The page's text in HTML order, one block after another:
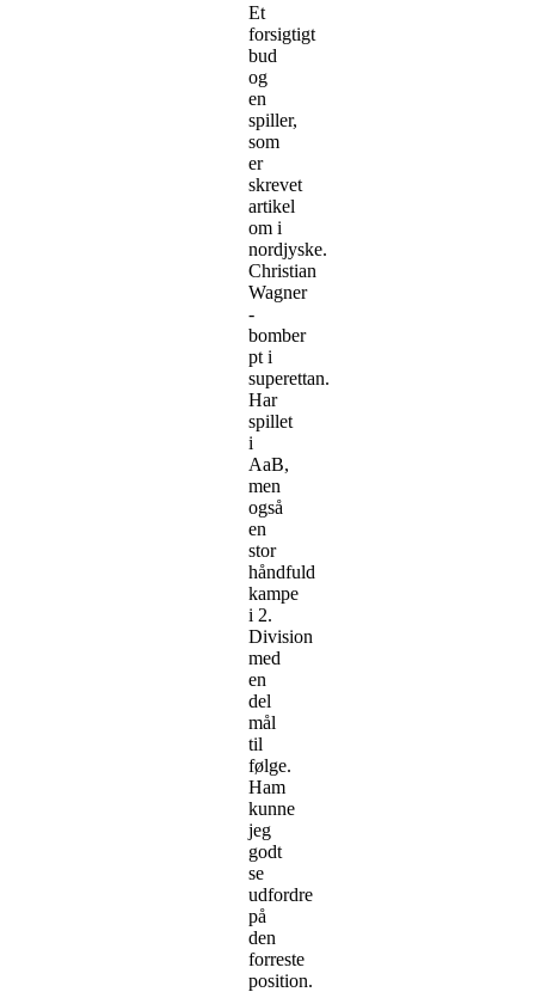
Et
forsigtigt
bud
og
en
spiller,
som
er
skrevet
artikel
om i
nordjyske.
Christian
Wagner
-
bomber
pt i
superettan.
Har
spillet
i
AaB,
men
også
en
stor
håndfuld
kampe
i 2.
Division
med
en
del
mål
til
følge.
Ham
kunne
jeg
godt
se
udfordre
på
den
forreste
position.